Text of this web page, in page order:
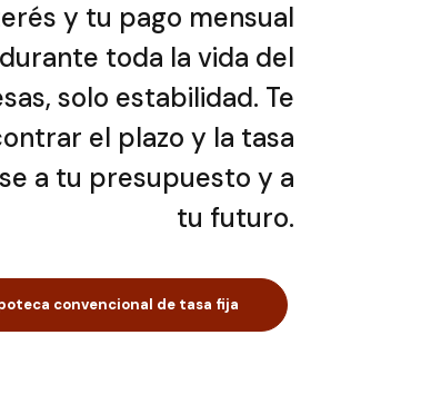
y tu pago mensual
toda la vida del
solo estabilidad. Te
el plazo y la tasa
a tu presupuesto y a
tu futuro.
convencional de tasa fija